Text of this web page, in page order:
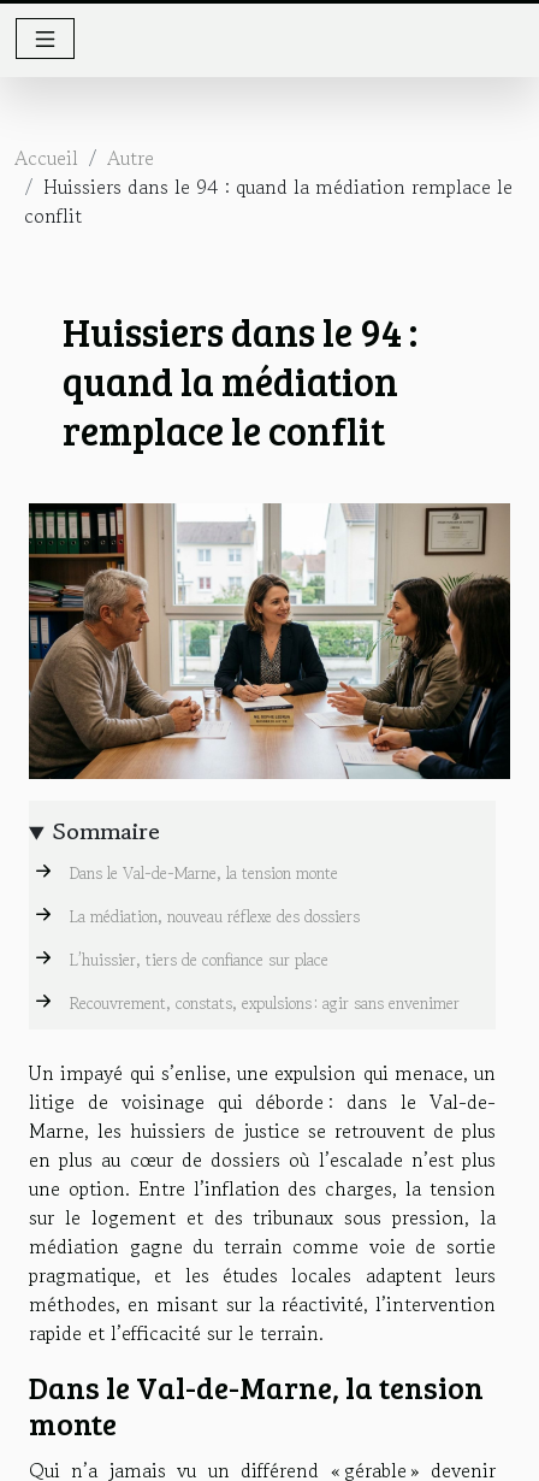
Accueil
Autre
Huissiers dans le 94 : quand la médiation remplace le
conflit
Huissiers dans le 94 :
quand la médiation
remplace le conflit
Sommaire
Dans le Val-de-Marne, la tension monte
La médiation, nouveau réflexe des dossiers
L’huissier, tiers de confiance sur place
Recouvrement, constats, expulsions : agir sans envenimer
Un impayé qui s’enlise, une expulsion qui menace, un
litige de voisinage qui déborde : dans le Val-de-
Marne, les huissiers de justice se retrouvent de plus
en plus au cœur de dossiers où l’escalade n’est plus
une option. Entre l’inflation des charges, la tension
sur le logement et des tribunaux sous pression, la
médiation gagne du terrain comme voie de sortie
pragmatique, et les études locales adaptent leurs
méthodes, en misant sur la réactivité, l’intervention
rapide et l’efficacité sur le terrain.
Dans le Val-de-Marne, la tension
monte
Qui n’a jamais vu un différend « gérable » devenir